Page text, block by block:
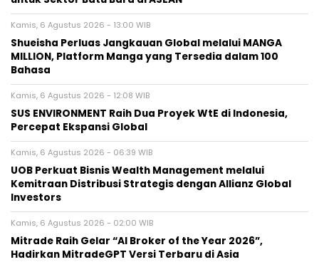
Kamis, 6 Agustus 2026 - 13:00 WIB
Shueisha Perluas Jangkauan Global melalui MANGA
MILLION, Platform Manga yang Tersedia dalam 100
Bahasa
Kamis, 6 Agustus 2026 - 12:08 WIB
SUS ENVIRONMENT Raih Dua Proyek WtE di Indonesia,
Percepat Ekspansi Global
Kamis, 6 Agustus 2026 - 06:39 WIB
UOB Perkuat Bisnis Wealth Management melalui
Kemitraan Distribusi Strategis dengan Allianz Global
Investors
Kamis, 6 Agustus 2026 - 02:00 WIB
Mitrade Raih Gelar “AI Broker of the Year 2026”,
Hadirkan MitradeGPT Versi Terbaru di Asia